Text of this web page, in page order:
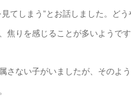
てしまう”とお話しました。ど
焦りを感じることが多いようです
さない子がいましたが、そのよ